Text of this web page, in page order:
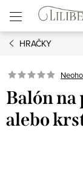
obsah
HRAČKY
Balón
alebo